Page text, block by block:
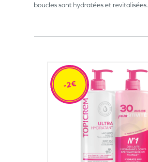
boucles sont hydratées et revitalisées.
-2€